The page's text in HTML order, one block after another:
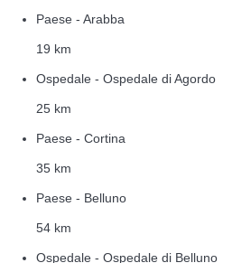
Paese - Arabba
19 km
Ospedale - Ospedale di Agordo
25 km
Paese - Cortina
35 km
Paese - Belluno
54 km
Ospedale - Ospedale di Belluno